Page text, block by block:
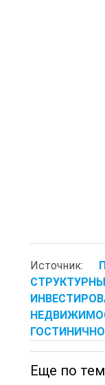
Источник:
Еще по